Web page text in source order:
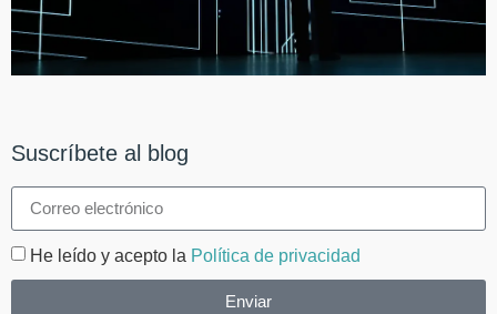
Suscríbete al blog
He leído y acepto la Política de privacidad
Enviar